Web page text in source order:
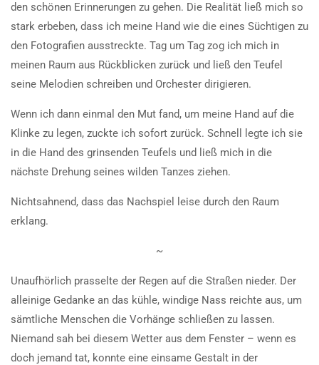
den schönen Erinnerungen zu gehen. Die Realität ließ mich so
stark erbeben, dass ich meine Hand wie die eines Süchtigen zu
den Fotografien ausstreckte. Tag um Tag zog ich mich in
meinen Raum aus Rückblicken zurück und ließ den Teufel
seine Melodien schreiben und Orchester dirigieren.
Wenn ich dann einmal den Mut fand, um meine Hand auf die
Klinke zu legen, zuckte ich sofort zurück. Schnell legte ich sie
in die Hand des grinsenden Teufels und ließ mich in die
nächste Drehung seines wilden Tanzes ziehen.
Nichtsahnend, dass das Nachspiel leise durch den Raum
erklang.
~
Unaufhörlich prasselte der Regen auf die Straßen nieder. Der
alleinige Gedanke an das kühle, windige Nass reichte aus, um
sämtliche Menschen die Vorhänge schließen zu lassen.
Niemand sah bei diesem Wetter aus dem Fenster – wenn es
doch jemand tat, konnte eine einsame Gestalt in der